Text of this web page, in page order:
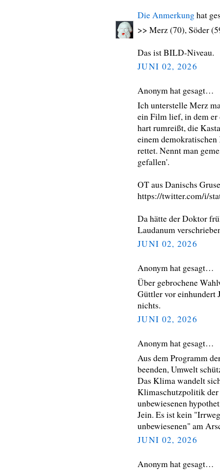
Die Anmerkunghat
>> Merz (70), Söder
Das ist BILD-Niveau.
JUNI 02, 2026
Anonym hat gesagt…
Ich unterstelle Merz
ein Film lief, in dem
hart rumreißt, die
einem
rettet. Nennt man
gefallen'.
OT aus Danischs
https://twitter.com/i/
Da hätte der Doktor
Laudanum
JUNI 02, 2026
Anonym hat gesagt…
Über gebrochene
Güttler vor einhundert
nichts.
JUNI 02, 2026
Anonym hat gesagt…
Aus dem Programm
beenden, Umwelt
Das Klima wandelt
Klimaschutzpolitik der
unbewiesenen
Jein. Es ist kein
unbewiesenen" am
JUNI 02, 2026
Anonym hat gesagt…